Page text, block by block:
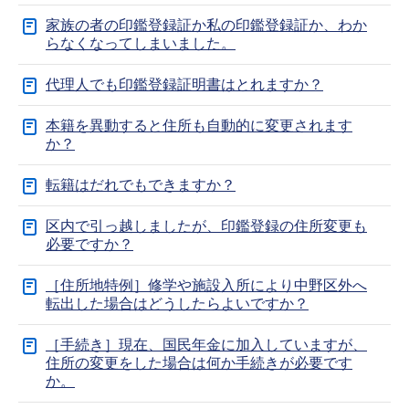
家族の者の印鑑登録証か私の印鑑登録証か、わか
らなくなってしまいました。
代理人でも印鑑登録証明書はとれますか？
本籍を異動すると住所も自動的に変更されます
か？
転籍はだれでもできますか？
区内で引っ越しましたが、印鑑登録の住所変更も
必要ですか？
［住所地特例］修学や施設入所により中野区外へ
転出した場合はどうしたらよいですか？
［手続き］現在、国民年金に加入していますが、
住所の変更をした場合は何か手続きが必要です
か。